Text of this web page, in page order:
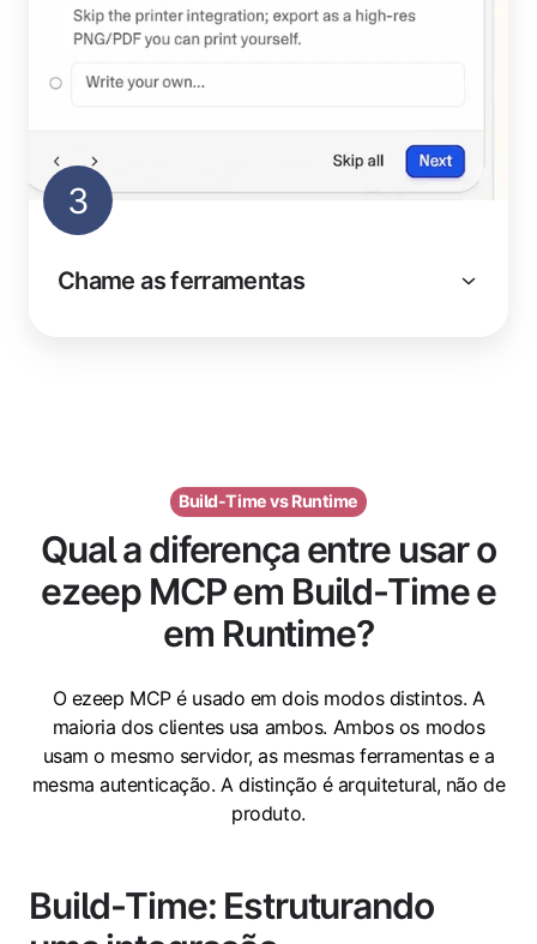
3
Chame as ferramentas
Build-Time vs Runtime
Qual a diferença entre usar o
ezeep MCP em Build-Time e
em Runtime?
O ezeep MCP é usado em dois modos distintos. A
maioria dos clientes usa ambos. Ambos os modos
usam o mesmo servidor, as mesmas ferramentas e a
mesma autenticação. A distinção é arquitetural, não de
produto.
Build-Time: Estruturando